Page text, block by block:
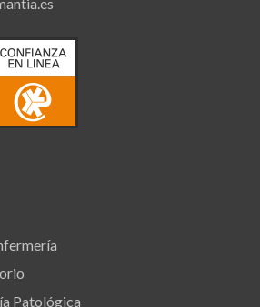
Patológica